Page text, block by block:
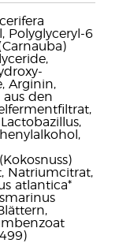
Polyglyceryl-6
Arginin,
den
Natriumcitrat,
atlantica*